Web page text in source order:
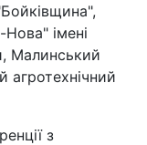
імені
Малинський
з